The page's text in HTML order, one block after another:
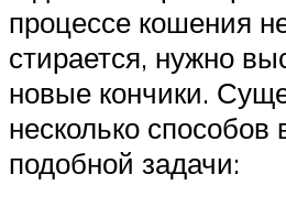
процессе кошения
стирается, нужно
новые кончики.
несколько
подобной задачи: